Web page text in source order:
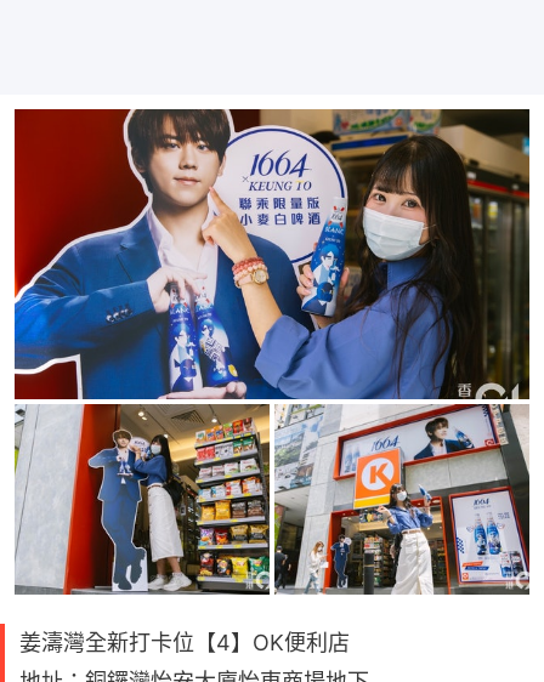
姜濤灣全新打卡位【4】OK便利店